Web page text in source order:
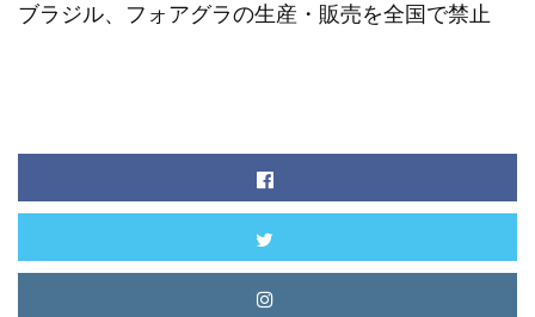
ブラジル、フォアグラの生産・販売を全国で禁止